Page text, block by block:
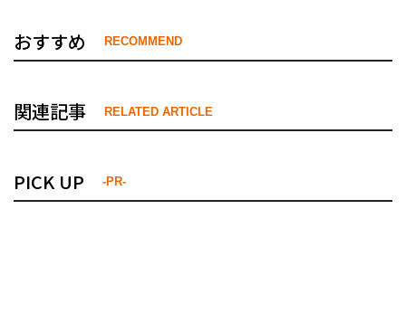
おすすめ RECOMMEND
関連記事 RELATED ARTICLE
PICK UP -PR-